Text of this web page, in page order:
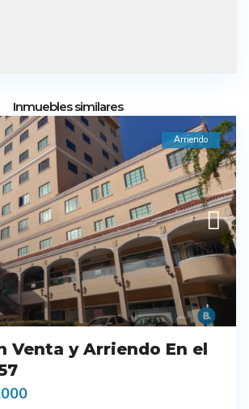
Inmuebles similares
Arriendo
Venta y Arriendo En el